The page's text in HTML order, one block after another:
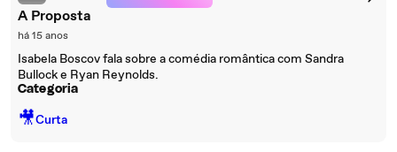
A Proposta
há 15 anos
Isabela Boscov fala sobre a comédia romântica com Sandra
Bullock e Ryan Reynolds.
Categoria
🎥Curta